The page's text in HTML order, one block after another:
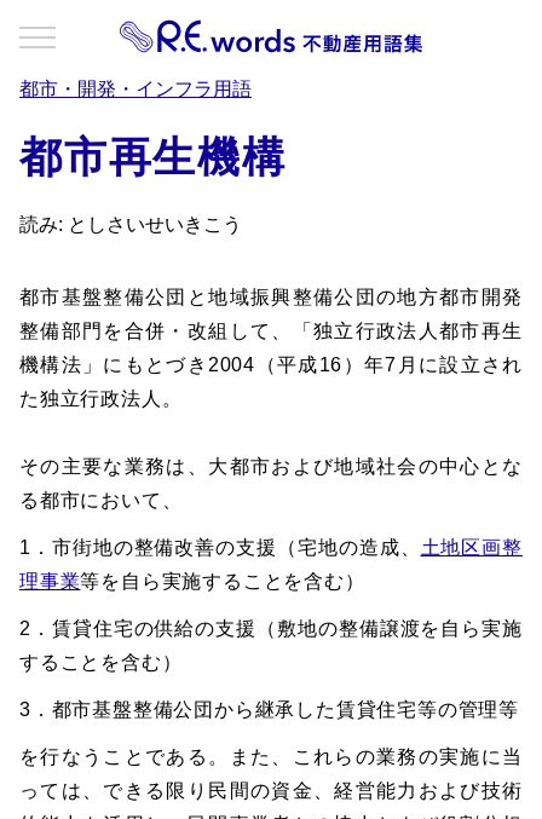
都市・開発・インフラ用語
都市再生機構
読み: としさいせいきこう
都市基盤整備公団と地域振興整備公団の地方都市開発
整備部門を合併・改組して、「独立行政法人都市再生
機構法」にもとづき2004（平成16）年7月に設立され
た独立行政法人。
その主要な業務は、大都市および地域社会の中心とな
る都市において、
1．市街地の整備改善の支援（宅地の造成、 土地区画整
理事業等を自ら実施することを含む）
2．賃貸住宅の供給の支援（敷地の整備譲渡を自ら実施
することを含む）
3．都市基盤整備公団から継承した賃貸住宅等の管理等
を行なうことである。また、これらの業務の実施に当
っては、できる限り民間の資金、経営能力および技術